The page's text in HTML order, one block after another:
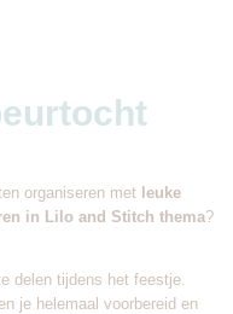
organiseren met leuke
in Lilo and Stitch thema?
delen tijdens het feestje.
je helemaal voorbereid en